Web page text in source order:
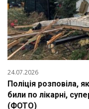
24.07.2026
Поліція розповіла,
били по лікарні,
(ФОТО)